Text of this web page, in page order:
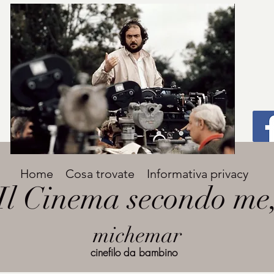
Titolo
grande
Avenir Light una delle font preferite dai
designer. Facile da leggere, viene
utilizzata per titoli e paragrafi.
Cinema secondo
michemar
Home Cosa trovate Informativa privacy
cinefilo da bambino